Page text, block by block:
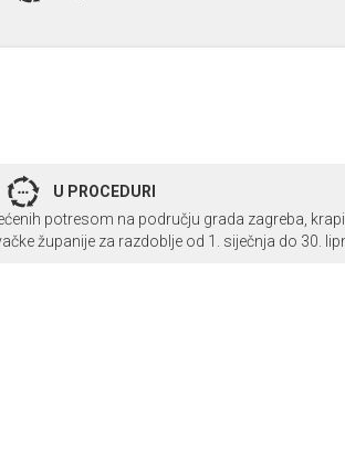
U PROCEDURI
potresom na području grada zagreba,
županije za razdoblje od 1. siječnja do 30.